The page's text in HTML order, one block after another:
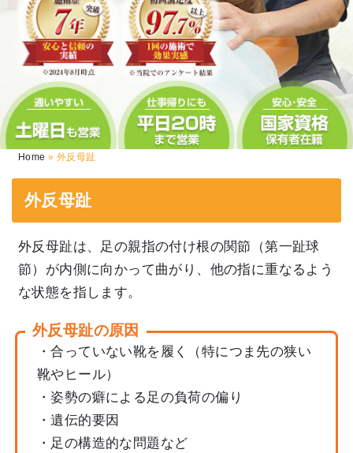
Home » 外反母趾
外反母趾
外反母趾は、足の親指の付け根の関節（第一趾球
節）が内側に向かって曲がり、他の指に重なるよう
な状態を指します。
外反母趾の原因
・合っていない靴を履く（特につま先の狭い
靴やヒール）
・姿勢の癖による足の負荷の偏り
・遺伝的要因
・足の構造的な問題など